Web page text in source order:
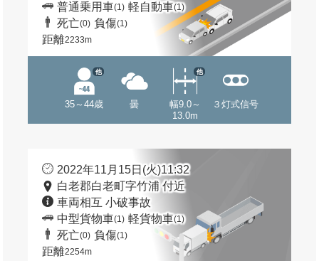
普通乗用車(1) 軽自動車(1)
死亡(0) 負傷(1)
距離2233m
35～44歳
他
曇
幅9.0～
13.0m
他
３灯式信号
2022年11月15日(火)11:32
白老郡白老町字竹浦 付近
車両相互 小破事故
中型貨物車(1) 軽貨物車(1)
死亡(0) 負傷(1)
距離2254m